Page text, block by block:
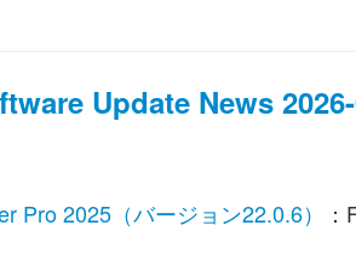
Update News
Pro 2025（バージョン22.0.6）